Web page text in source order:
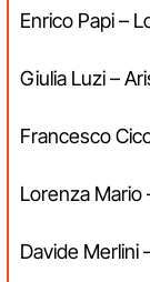
Enrico Papi –
Giulia Luzi –
Francesco
Lorenza Mario
Davide Merlini